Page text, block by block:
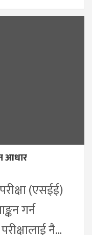
आधार
(एसईई)
गर्न
नै…